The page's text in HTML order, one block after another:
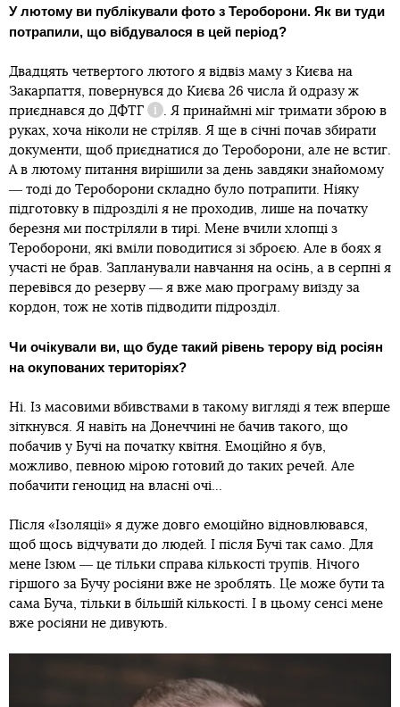
У лютому ви публікували фото з Тероборони. Як ви туди
потрапили, що вібдувалося в цей період?
Двадцять четвертого лютого я відвіз маму з Києва на
Закарпаття, повернувся до Києва 26 числа й одразу ж
приєднався до ДФТГ
Довідка
. Я принаймні міг тримати зброю в
руках, хоча ніколи не стріляв. Я ще в січні почав збирати
документи, щоб приєднатися до Тероборони, але не встиг.
А в лютому питання вирішили за день завдяки знайомому
― тоді до Тероборони складно було потрапити. Ніяку
підготовку в підрозділі я не проходив, лише на початку
березня ми постріляли в тирі. Мене вчили хлопці з
Тероборони, які вміли поводитися зі зброєю. Але в боях я
участі не брав. Запланували навчання на осінь, а в серпні я
перевівся до резерву ― я вже маю програму виїзду за
кордон, тож не хотів підводити підрозділ.
Чи очікували ви, що буде такий рівень терору від росіян
на окупованих територіях?
Ні. Із масовими вбивствами в такому вигляді я теж вперше
зіткнувся. Я навіть на Донеччині не бачив такого, що
побачив у Бучі на початку квітня. Емоційно я був,
можливо, певною мірою готовий до таких речей. Але
побачити геноцид на власні очі...
Після «Ізоляції» я дуже довго емоційно відновлювався,
щоб щось відчувати до людей. І після Бучі так само. Для
мене Ізюм ― це тільки справа кількості трупів. Нічого
гіршого за Бучу росіяни вже не зроблять. Це може бути та
сама Буча, тільки в більшій кількості. І в цьому сенсі мене
вже росіяни не дивують.